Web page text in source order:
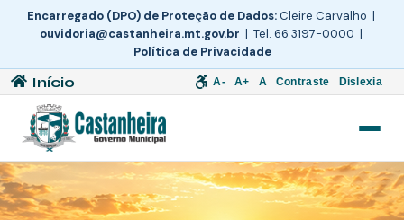
Encarregado (DPO) de Proteção de Dados:Cleire Carvalho |
ouvidoria@castanheira.mt.gov.br | Tel. 66 3197-0000 |
Política de Privacidade
Início A- A+ A Contraste Dislexia